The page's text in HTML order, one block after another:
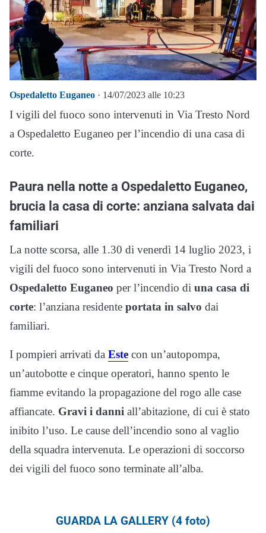
Ospedaletto Euganeo · 14/07/2023 alle 10:23
I vigili del fuoco sono intervenuti in Via Tresto Nord
a Ospedaletto Euganeo per l’incendio di una casa di
corte.
Paura nella notte a Ospedaletto Euganeo,
brucia la casa di corte: anziana salvata dai
familiari
La notte scorsa, alle 1.30 di venerdì 14 luglio 2023, i
vigili del fuoco sono intervenuti in Via Tresto Nord a
Ospedaletto Euganeo per l’incendio di una casa di
corte: l’anziana residente portata in salvo dai
familiari.
I pompieri arrivati da Este con un’autopompa,
un’autobotte e cinque operatori, hanno spento le
fiamme evitando la propagazione del rogo alle case
affiancate. Gravi i danni all’abitazione, di cui è stato
inibito l’uso. Le cause dell’incendio sono al vaglio
della squadra intervenuta. Le operazioni di soccorso
dei vigili del fuoco sono terminate all’alba.
GUARDA LA GALLERY (4 foto)